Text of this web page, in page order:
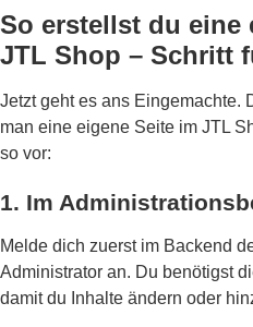
So erstellst du eine
JTL Shop – Schritt
Jetzt geht es ans Eingemachte.
man eine eigene Seite im JTL
so vor:
1. Im
Melde dich zuerst im Backend
Administrator an. Du benötigst
damit du Inhalte ändern oder